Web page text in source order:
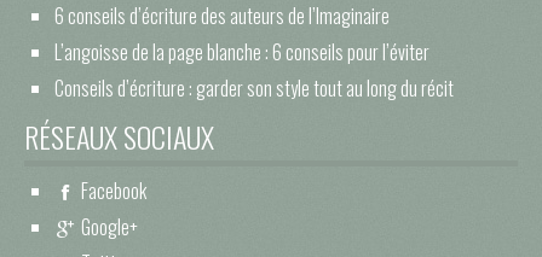
6 conseils d’écriture des auteurs de l’Imaginaire
L’angoisse de la page blanche : 6 conseils pour l’éviter
Conseils d’écriture : garder son style tout au long du récit
RÉSEAUX SOCIAUX
Facebook
Google+